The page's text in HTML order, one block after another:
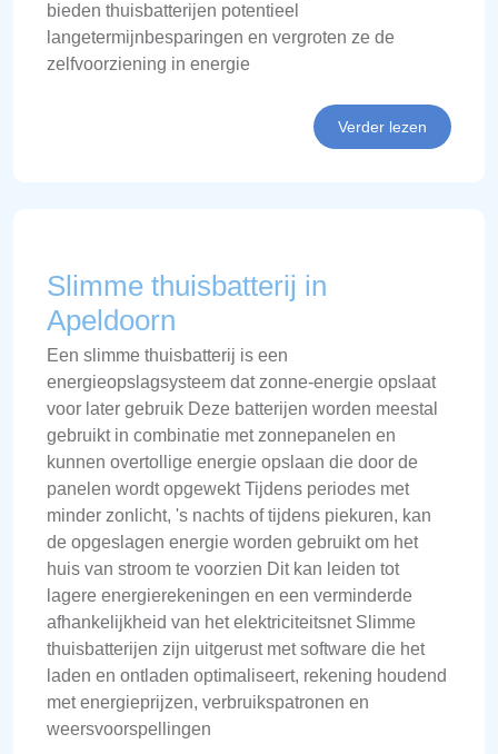
bieden thuisbatterijen potentieel
langetermijnbesparingen en vergroten ze de
zelfvoorziening in energie
Verder lezen
Slimme thuisbatterij in
Apeldoorn
Een slimme thuisbatterij is een
energieopslagsysteem dat zonne-energie opslaat
voor later gebruik Deze batterijen worden meestal
gebruikt in combinatie met zonnepanelen en
kunnen overtollige energie opslaan die door de
panelen wordt opgewekt Tijdens periodes met
minder zonlicht, 's nachts of tijdens piekuren, kan
de opgeslagen energie worden gebruikt om het
huis van stroom te voorzien Dit kan leiden tot
lagere energierekeningen en een verminderde
afhankelijkheid van het elektriciteitsnet Slimme
thuisbatterijen zijn uitgerust met software die het
laden en ontladen optimaliseert, rekening houdend
met energieprijzen, verbruikspatronen en
weersvoorspellingen